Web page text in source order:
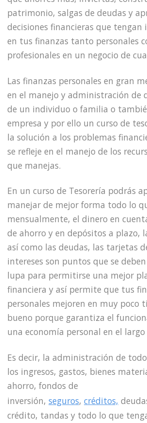
patrimonio, salgas de deudas y
decisiones financieras que
en tus finanzas tanto personales
profesionales en un negocio de
Las finanzas personales en gran
en el manejo y administración de
de un individuo o familia o
empresa y por ello un curso de
la solución a los problemas
se refleje en el manejo de los
que manejas.
En un curso de Tesorería podrás
manejar de mejor forma todo lo
mensualmente, el dinero en
de ahorro y en depósitos a plazo,
así como las deudas, las tarjetas
intereses son puntos que se
lupa para permitirse una mejor
financiera y así permite que tus
personales mejoren en muy poco
bueno porque garantiza el
una economía personal en el
Es decir, la administración de
los ingresos, gastos, bienes
ahorro, fondos de
inversión, seguros, créditos,
crédito, tandas y todo lo que